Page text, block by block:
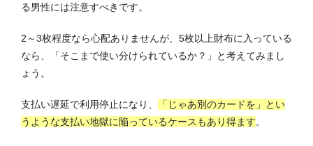
る男性には注意すべきです。
2～3枚程度なら心配ありませんが、5枚以上財布に入っている
なら、「そこまで使い分けられているか？」と考えてみまし
ょう。
支払い遅延で利用停止になり、
「じゃあ別のカードを」とい
うような支払い地獄に陥っているケースもあり得ます。